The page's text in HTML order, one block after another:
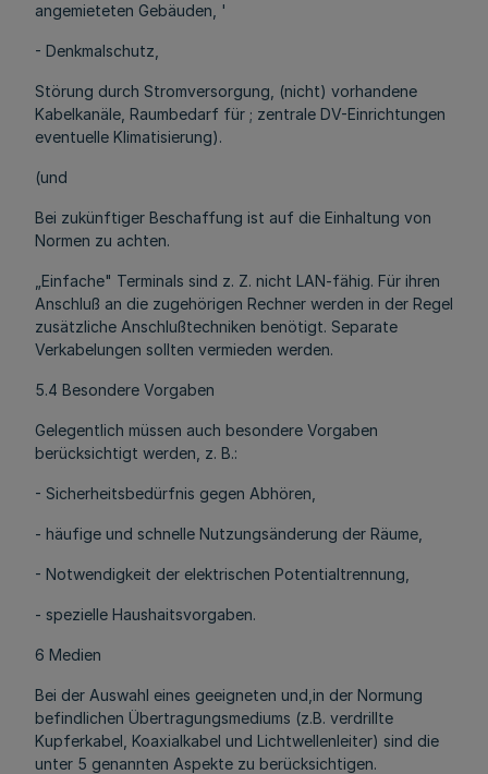
angemieteten Gebäuden, '
- Denkmalschutz,
Störung durch Stromversorgung, (nicht) vorhandene
Kabelkanäle, Raumbedarf für ; zentrale DV-Einrichtungen
eventuelle Klimatisierung).
(und
Bei zukünftiger Beschaffung ist auf die Einhaltung von
Normen zu achten.
„Einfache" Terminals sind z. Z. nicht LAN-fähig. Für ihren
Anschluß an die zugehörigen Rechner werden in der Regel
zusätzliche Anschlußtechniken benötigt. Separate
Verkabelungen sollten vermieden werden.
5.4 Besondere Vorgaben
Gelegentlich müssen auch besondere Vorgaben
berücksichtigt werden, z. B.:
- Sicherheitsbedürfnis gegen Abhören,
- häufige und schnelle Nutzungsänderung der Räume,
- Notwendigkeit der elektrischen Potentialtrennung,
- spezielle Haushaitsvorgaben.
6 Medien
Bei der Auswahl eines geeigneten und,in der Normung
befindlichen Übertragungsmediums (z.B. verdrillte
Kupferkabel, Koaxialkabel und Lichtwellenleiter) sind die
unter 5 genannten Aspekte zu berücksichtigen.